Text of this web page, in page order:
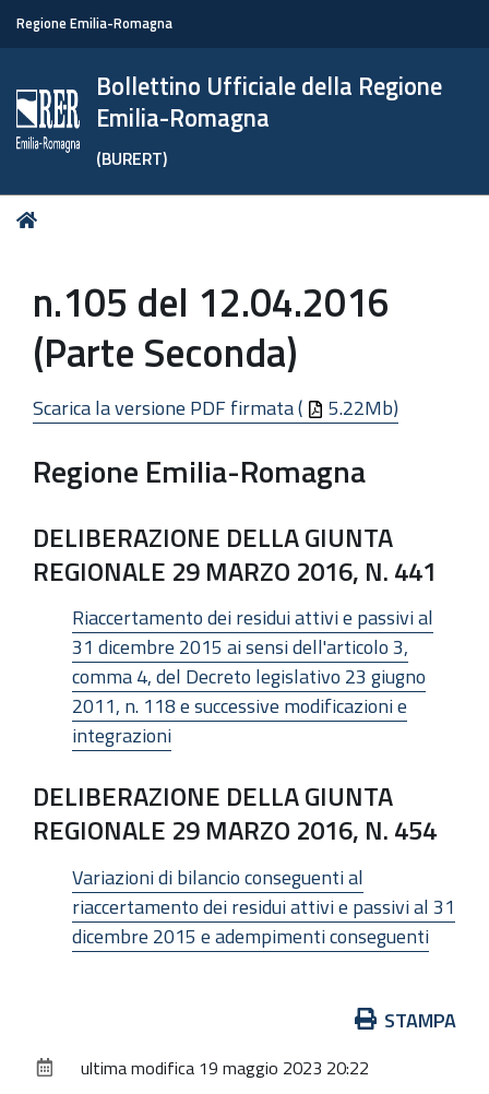
Regione Emilia-Romagna
Bollettino Ufficiale della Regione
Emilia-Romagna
(BURERT)
Tu
n.105 del 12.04.2016
(Parte Seconda)
Scarica la versione PDF firmata ( 5.22Mb)
Regione Emilia-Romagna
DELIBERAZIONE DELLA GIUNTA
REGIONALE 29 MARZO 2016, N. 441
Riaccertamento dei residui attivi e passivi al
31 dicembre 2015 ai sensi dell'articolo 3,
comma 4, del Decreto legislativo 23 giugno
2011, n. 118 e successive modificazioni e
integrazioni
DELIBERAZIONE DELLA GIUNTA
REGIONALE 29 MARZO 2016, N. 454
Variazioni di bilancio conseguenti al
riaccertamento dei residui attivi e passivi al 31
dicembre 2015 e adempimenti conseguenti
documento
STAMPA
ultima modifica 19 maggio 2023 20:22